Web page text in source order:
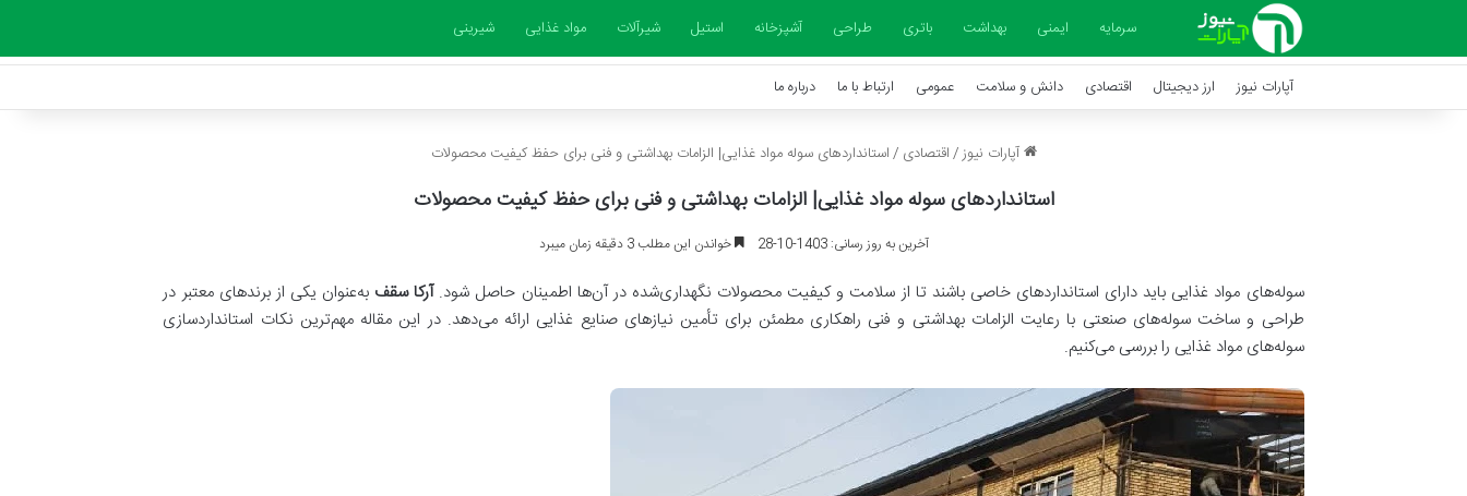
سرمایه ایمنی بهداشت باتری طراحی آشپزخانه استیل شیرآلات مواد غذایی شیرینی
آپارات نیوز ارز دیجیتال اقتصادی دانش و سلامت عمومی ارتباط با ما درباره ما
آپارات نیوز/اقتصادی /استانداردهای سوله مواد غذایی| الزامات بهداشتی و فنی برای حفظ کیفیت محصولات
استانداردهای سوله مواد غذایی| الزامات بهداشتی و فنی برای حفظ کیفیت محصولات
آخرین به روز رسانی: 1403-10-28 خواندن این مطلب 3 دقیقه زمان میبرد
سوله‌های مواد غذایی باید دارای استانداردهای خاصی باشند تا از سلامت و کیفیت محصولات نگهداری‌شده در آن‌ها اطمینان حاصل شود.آرکا سقف به‌عنوان یکی از برندهای معتبر در
طراحی و ساخت سوله‌های صنعتی با رعایت الزامات بهداشتی و فنی راهکاری مطمئن برای تأمین نیازهای صنایع غذایی ارائه می‌دهد. در این مقاله مهم‌ترین نکات استانداردسازی
سوله‌های مواد غذایی را بررسی می‌کنیم.